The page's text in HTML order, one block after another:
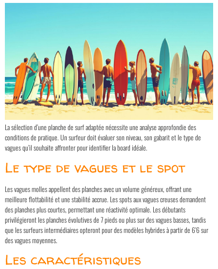
La sélection d’une planche de surf adaptée nécessite une analyse approfondie des
conditions de pratique. Un surfeur doit évaluer son niveau, son gabarit et le type de
vagues qu’il souhaite affronter pour identifier la board idéale.
Le type de vagues et le spot
Les vagues molles appellent des planches avec un volume généreux, offrant une
meilleure flottabilité et une stabilité accrue. Les spots aux vagues creuses demandent
des planches plus courtes, permettant une réactivité optimale. Les débutants
privilégieront les planches évolutives de 7 pieds ou plus sur des vagues basses, tandis
que les surfeurs intermédiaires opteront pour des modèles hybrides à partir de 6’6 sur
des vagues moyennes.
Les caractéristiques